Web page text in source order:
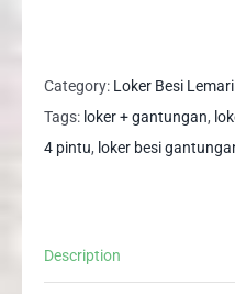
4
Pintu
+
LK13
Category: Loker Besi
Tags: loker + gantungan,
4 pintu, loker besi
Description